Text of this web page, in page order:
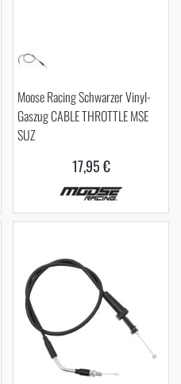
Moose Racing Schwarzer Vinyl-
Gaszug CABLE THROTTLE MSE
SUZ
17,95 €